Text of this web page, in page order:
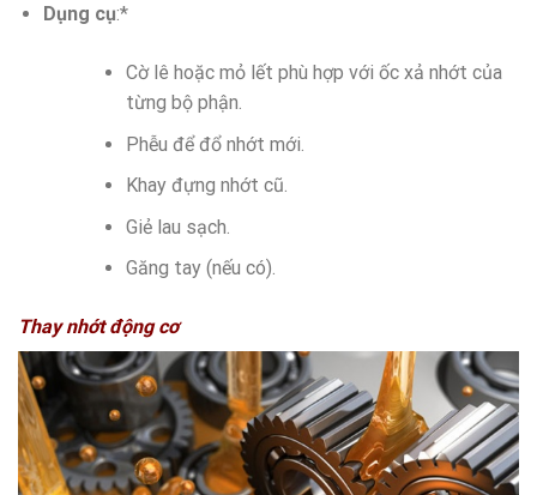
Dụng cụ:*
Cờ lê hoặc mỏ lết phù hợp với ốc xả nhớt của
từng bộ phận.
Phễu để đổ nhớt mới.
Khay đựng nhớt cũ.
Giẻ lau sạch.
Găng tay (nếu có).
Thay nhớt động cơ